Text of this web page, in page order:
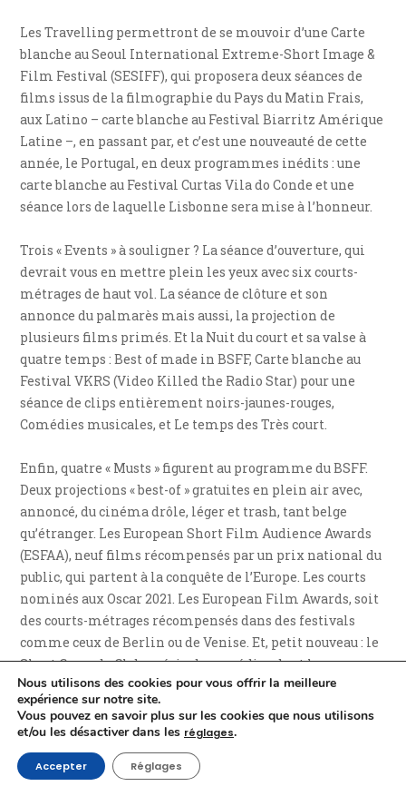
Les Travelling permettront de se mouvoir d’une Carte
blanche au Seoul International Extreme-Short Image &
Film Festival (SESIFF), qui proposera deux séances de
films issus de la filmographie du Pays du Matin Frais,
aux Latino – carte blanche au Festival Biarritz Amérique
Latine –, en passant par, et c’est une nouveauté de cette
année, le Portugal, en deux programmes inédits : une
carte blanche au Festival Curtas Vila do Conde et une
séance lors de laquelle Lisbonne sera mise à l’honneur.
Trois « Events » à souligner ? La séance d’ouverture, qui
devrait vous en mettre plein les yeux avec six courts-
métrages de haut vol. La séance de clôture et son
annonce du palmarès mais aussi, la projection de
plusieurs films primés. Et la Nuit du court et sa valse à
quatre temps : Best of made in BSFF, Carte blanche au
Festival VKRS (Video Killed the Radio Star) pour une
séance de clips entièrement noirs-jaunes-rouges,
Comédies musicales, et Le temps des Très court.
Enfin, quatre « Musts » figurent au programme du BSFF.
Deux projections « best-of » gratuites en plein air avec,
annoncé, du cinéma drôle, léger et trash, tant belge
qu’étranger. Les European Short Film Audience Awards
(ESFAA), neuf films récompensés par un prix national du
public, qui partent à la conquête de l’Europe. Les courts
nominés aux Oscar 2021. Les European Film Awards, soit
des courts-métrages récompensés dans des festivals
comme ceux de Berlin ou de Venise. Et, petit nouveau : le
Short Comedy Club – série de comédies dont le
savoureux courtLa foire agricoledeVincent Patar et
Stephan Aubier.
Activités jeune public
Nous utilisons des cookies pour vous offrir la meilleure
expérience sur notre site.
Vous pouvez en savoir plus sur les cookies que nous utilisons
et/ou les désactiver dans les réglages.
Accepter Réglages